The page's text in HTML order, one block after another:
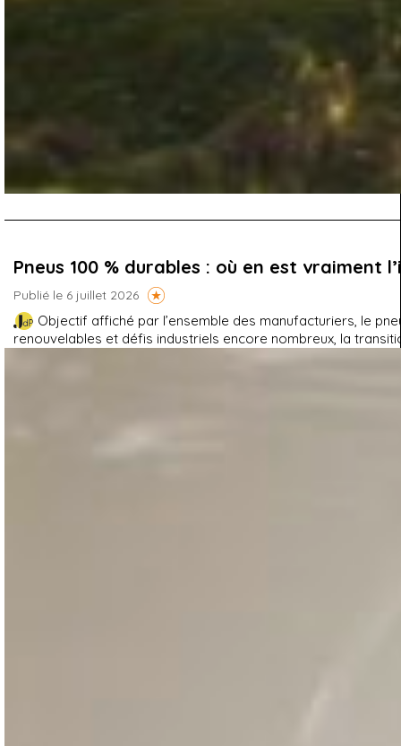
Pneus 100 % durables : où en est vraiment
Publié le 6 juillet 2026
Objectif affiché par l’ensemble des manufacturiers, le
renouvelables et défis industriels encore nombreux, la